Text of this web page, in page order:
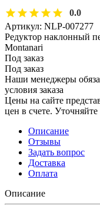
0.0
Артикул: NLP-007277
Редуктор наклонный
Montanari
Под заказ
Под заказ
Наши менеджеры
условия заказа
Цены на сайте
цен в счете.
Описание
Отзывы
Задать вопрос
Доставка
Оплата
Описание